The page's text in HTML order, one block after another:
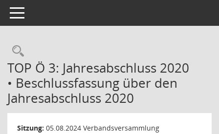
Toggle navigation
Rechercheauswahl
TOP Ö 3: Jahresabschluss 2020
• Beschlussfassung über den
Jahresabschluss 2020
Sitzung: 05.08.2024 Verbandsversammlung